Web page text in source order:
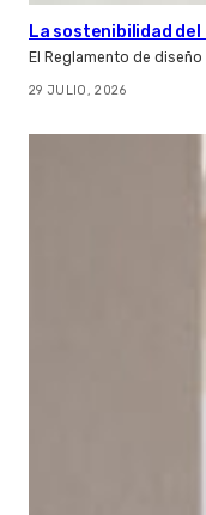
La sostenibilidad
El Reglamento de
29 JULIO, 2026